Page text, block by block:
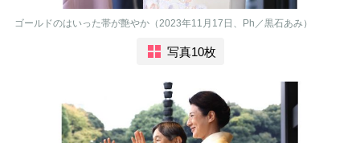
ゴールドのはいった帯が艶やか（2023年11月17日、Ph／黒石あみ）
写真10枚